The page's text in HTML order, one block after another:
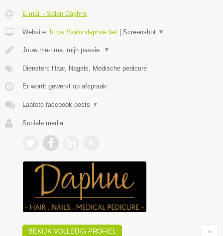
E-mail › Salon Daphne
Website: https://salondaphne.be/ Screenshot ▼
Jouw me-time, mijn passie: ▼
Diensten: Haar, Nagels, Medische pedicure
Er wordt gewerkt op afspraak.
Laatste facebook posts ▼
Sociale media:
BEKIJK VOLLEDIG PROFIEL